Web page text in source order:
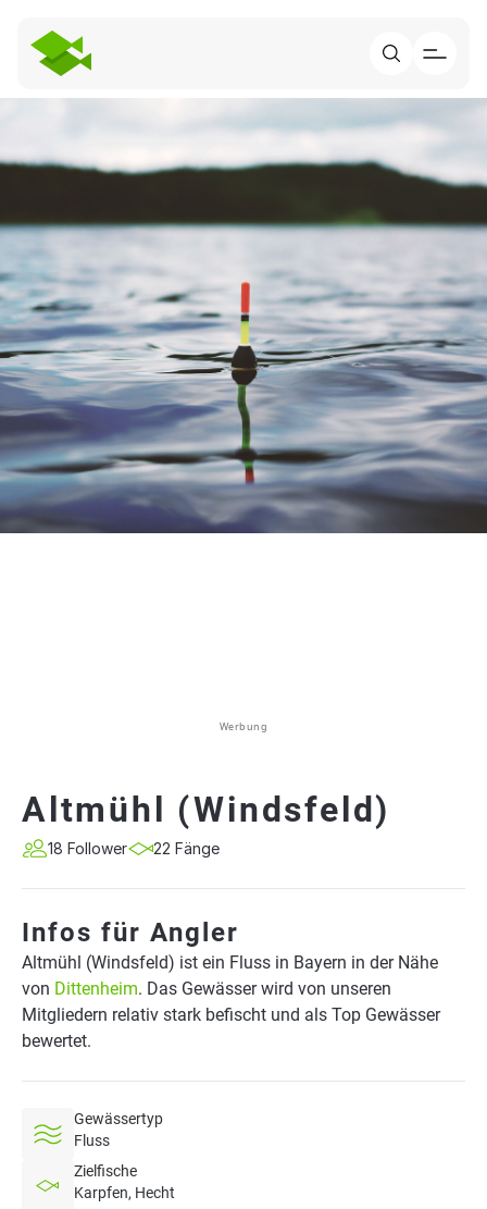
Werbung
Altmühl (Windsfeld)
18 Follower 22 Fänge
Infos für Angler
Altmühl (Windsfeld) ist ein Fluss in Bayern in der Nähe
von Dittenheim. Das Gewässer wird von unseren
Mitgliedern relativ stark befischt und als Top Gewässer
bewertet.
Gewässertyp
Fluss
Zielfische
Karpfen, Hecht